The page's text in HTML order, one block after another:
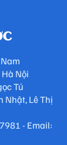
Nội
Tú
Nhật, Lê Thị
- Email: